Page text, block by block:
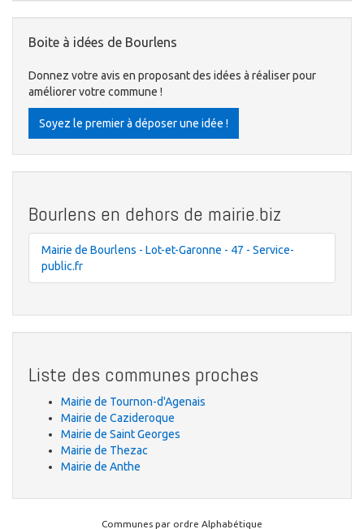
Boite à idées de Bourlens
Donnez votre avis en proposant des idées à réaliser pour
améliorer votre commune !
Soyez le premier à déposer une idée !
Bourlens en dehors de mairie.biz
Mairie de Bourlens - Lot-et-Garonne - 47 - Service-
public.fr
Liste des communes proches
Mairie de Tournon-d'Agenais
Mairie de Cazideroque
Mairie de Saint Georges
Mairie de Thezac
Mairie de Anthe
Communes par ordre Alphabétique